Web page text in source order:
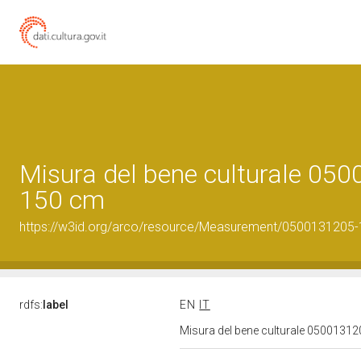
Misura del bene culturale
150 cm
https://w3id.org/arco/resource/Measurement/0500131205-
rdfs: label EN
IT
Misura del bene culturale